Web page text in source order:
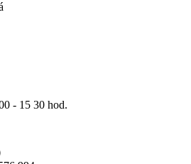
- 15 30 hod.